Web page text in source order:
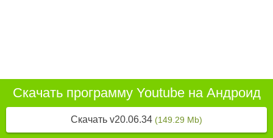
Скачать программу Youtube на Андроид
Скачать v20.06.34 (149.29 Mb)